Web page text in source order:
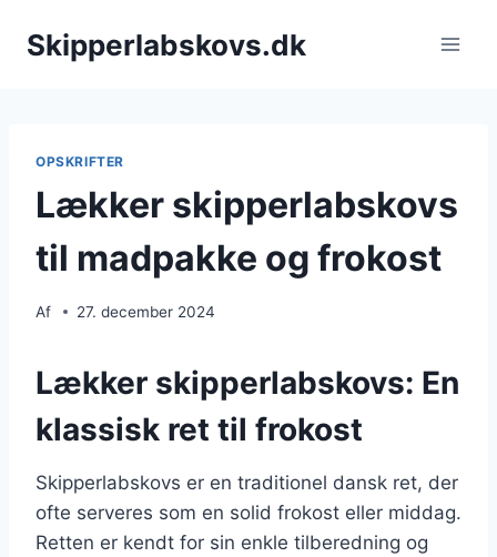
Skipperlabskovs.dk
OPSKRIFTER
Lækker skipperlabskovs
til madpakke og frokost
Af 27. december 2024
Lækker skipperlabskovs: En
klassisk ret til frokost
Skipperlabskovs er en traditionel dansk ret, der
ofte serveres som en solid frokost eller middag.
Retten er kendt for sin enkle tilberedning og